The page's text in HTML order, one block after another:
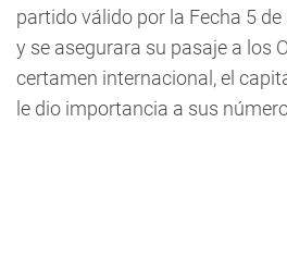
partido válido por la Fecha 5
y se asegurara su pasaje a los
certamen internacional, el
le dio importancia a sus